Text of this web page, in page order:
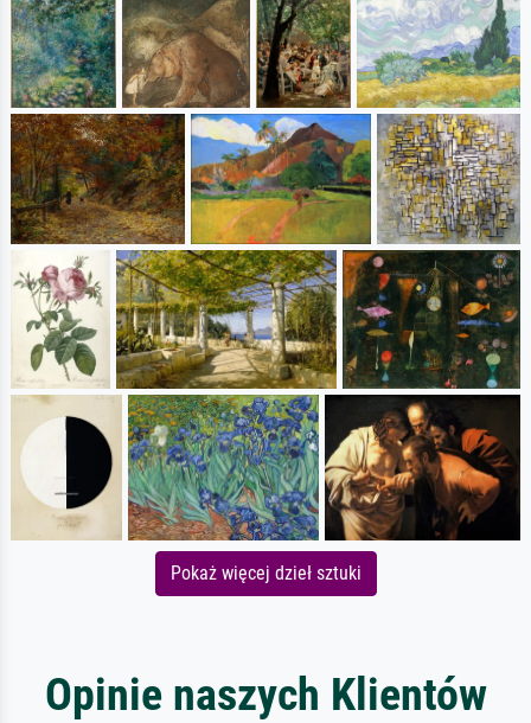
Pokaż więcej dzieł sztuki
Opinie naszych Klientów